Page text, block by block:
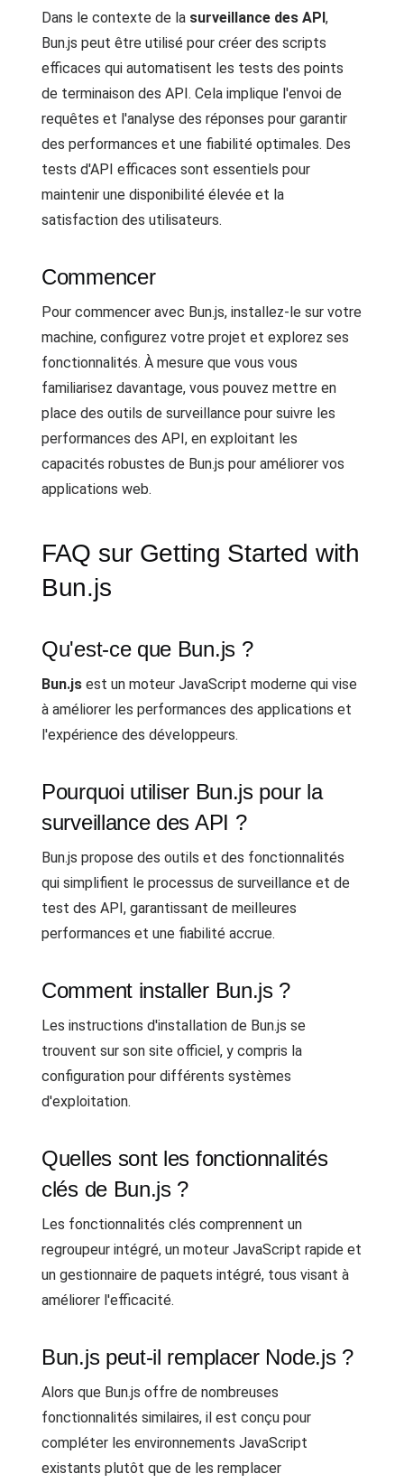
Dans le contexte de la surveillance des API,
Bun.js peut être utilisé pour créer des scripts
efficaces qui automatisent les tests des points
de terminaison des API. Cela implique l'envoi de
requêtes et l'analyse des réponses pour garantir
des performances et une fiabilité optimales. Des
tests d'API efficaces sont essentiels pour
maintenir une disponibilité élevée et la
satisfaction des utilisateurs.
Commencer
Pour commencer avec Bun.js, installez-le sur votre
machine, configurez votre projet et explorez ses
fonctionnalités. À mesure que vous vous
familiarisez davantage, vous pouvez mettre en
place des outils de surveillance pour suivre les
performances des API, en exploitant les
capacités robustes de Bun.js pour améliorer vos
applications web.
FAQ sur Getting Started with
Bun.js
Qu'est-ce que Bun.js ?
Bun.js est un moteur JavaScript moderne qui vise
à améliorer les performances des applications et
l'expérience des développeurs.
Pourquoi utiliser Bun.js pour la
surveillance des API ?
Bun.js propose des outils et des fonctionnalités
qui simplifient le processus de surveillance et de
test des API, garantissant de meilleures
performances et une fiabilité accrue.
Comment installer Bun.js ?
Les instructions d'installation de Bun.js se
trouvent sur son site officiel, y compris la
configuration pour différents systèmes
d'exploitation.
Quelles sont les fonctionnalités
clés de Bun.js ?
Les fonctionnalités clés comprennent un
regroupeur intégré, un moteur JavaScript rapide et
un gestionnaire de paquets intégré, tous visant à
améliorer l'efficacité.
Bun.js peut-il remplacer Node.js ?
Alors que Bun.js offre de nombreuses
fonctionnalités similaires, il est conçu pour
compléter les environnements JavaScript
existants plutôt que de les remplacer